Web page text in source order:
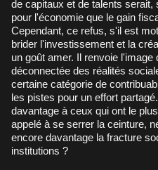
de capitaux et de talents serait,
pour l'économie que le gain
Cependant, ce refus, s'il est
brider l'investissement et la
un goût amer. Il renvoie l'image
déconnectée des réalités
certaine catégorie de
les pistes pour un effort
davantage à ceux qui ont le
appelé à se serrer la ceinture,
encore davantage la fracture
institutions ?